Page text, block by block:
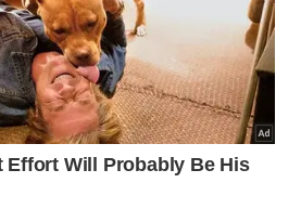
a limpeza, com a pele ainda
com ceramidas, ácido
.
diáriasna maioria dos
ajustes, a rotina de limpeza